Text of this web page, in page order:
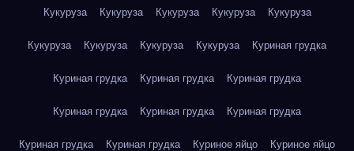
Кукуруза Кукуруза Кукуруза Кукуруза Кукуруза
Кукуруза Кукуруза Кукуруза Кукуруза Куриная грудка
Куриная грудка Куриная грудка Куриная грудка
Куриная грудка Куриная грудка Куриная грудка
Куриная грудка Куриная грудка Куриное яйцо Куриное яйцо